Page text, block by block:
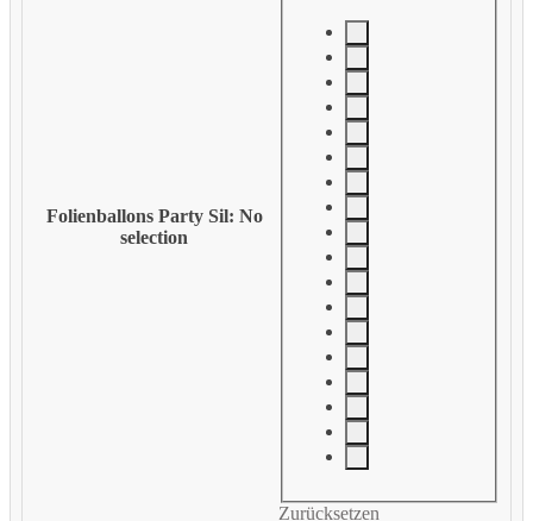
Folienballons Party Sil: No
selection
Zurücksetzen